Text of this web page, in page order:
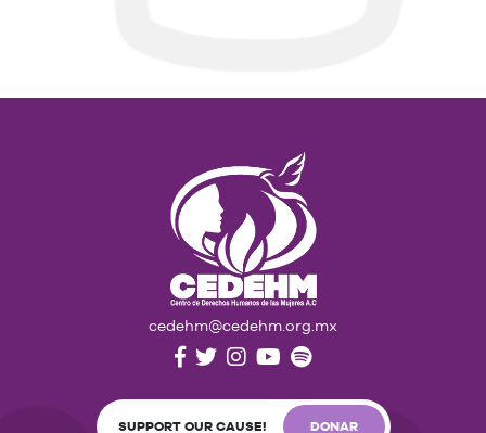
cedehm@cedehm.org.mx
SUPPORT OUR CAUSE! DONAR